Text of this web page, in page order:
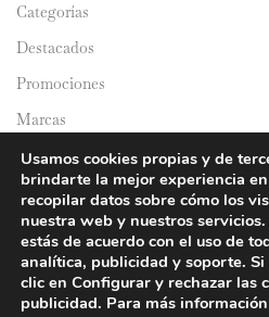
Categorías
Destacados
Promociones
Marcas
Catálogos
Domicilios
Usamos cookies propias y de
brindarte la mejor experiencia
recopilar datos sobre cómo los
nuestra web y nuestros
estás de acuerdo con el uso de
analítica, publicidad y soporte.
clic en Configurar y rechazar las
publicidad. Para más